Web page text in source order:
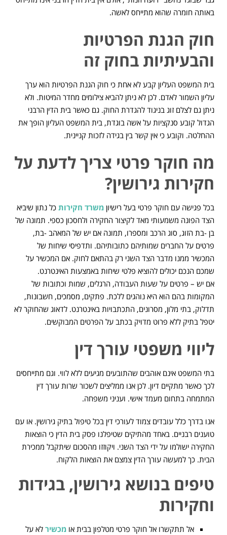
באותה חומרה שהוא מתייחס לאשה.
חוק הגנת הפרטיות
והבעיתיות בחוק זה
בית המשפט העליון קבע לא אחת כי חוק הגנת הפרטיות הוא ערך
עליון השמור לאדם. לכן לא ניתן להביא צילומים מחדר המיטות. ולא
ניתן גם לצלם זוג בניגוד להגדרת החוק. גם כאשר בית הדין הרבני
הגדול קובע סנקציות על אשה בוגדת, בית המשפט העליון הופך את
ההחלטה. וקובע כי אין קשר בין בגידה לזכות קניינית.
מה חוקר פרטי צריך לדעת על
חקירות גירושין?
בכל פגישה עם חוקר פרטי בעל רישיון משרד חקירות כל נתון שיביא
הצד הפונה משמעותי מאד לקיצור החקירה ולחסכון כספי. תמונה של
בן -בת הזוג, סוג הרכב ומספרו, תמונה אם יש של המאהב -בת,
פרטים על החברים שמותיהם כתובותיהם. ותדפיסי שיחות של
המכשיר ממנו מדבר הצד השני רק בהתאם לחוק. אם המכשיר על
שמכם הנכם יכולים להוציא פלטי שיחות באמצעות האינטרנט.
אם יש – פרטים על שעות העבודה, הרגלים, שמות וכתובות של
המקומות בהם הוא היא נוהגים ללכת. פתקים, מסמכים, חשבונות,
תדלוק, בתי מלון, מסרונים, התכתבויות באינטרנט. לדאוג שהחוקר לא
יטפל בתיק ללא פרוט מדויק בכתב על הפרטים המבוקשים.
ליווי משפטי עורך דין
בתי המשפט אינם אוהבים שהתובעים מגיעים ללא לווי. וגם מתייחסים
לכך כאשר מתקיים דיון. לכן אנו ממליצים לשכור שרות עורך דין
המתמחה בתחום מעמד אישי. ועניני משפחה.
אנו בדרך כלל עובדים צמוד לעורכי דין בכל טיפול בתיק גירושין. או עם
טוענים רבניים. באחד מהתיקים שטיפלנו פסק בית הדין כי הוצאות
החקירה ישולמו על ידי הצד השני. ויקוזזו מהסכום שיתקבל ממכירת
הבית. כך למעשה עורך הדין צמצם את הוצאות הלקוח.
טיפים בנושא גירושין, בגידות
וחקירות
אל תתקשרו אל חוקר פרטי מטלפון בבית או מכשיר לא על